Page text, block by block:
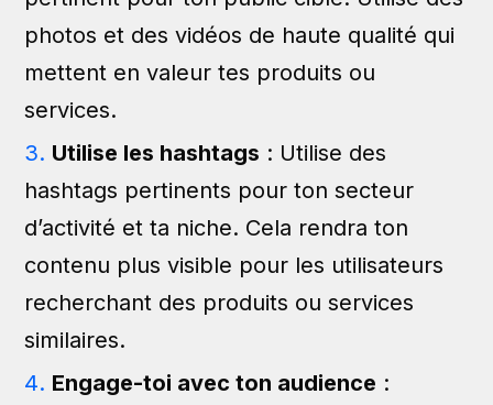
photos et des vidéos de haute qualité qui
mettent en valeur tes produits ou
services.
Utilise les hashtags : Utilise des
hashtags pertinents pour ton secteur
d’activité et ta niche. Cela rendra ton
contenu plus visible pour les utilisateurs
recherchant des produits ou services
similaires.
Engage-toi avec ton audience :